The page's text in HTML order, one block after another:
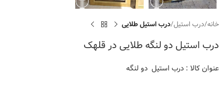
خانه درب استیل درب استیل طلایی
درب استیل دو لنگه طلایی در قلهک
عنوان کالا : درب استیل دو لنگه